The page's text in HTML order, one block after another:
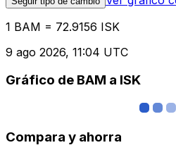
1 BAM = 72.9156 ISK
9 ago 2026, 11:04 UTC
Gráfico de BAM a ISK
Compara y ahorra